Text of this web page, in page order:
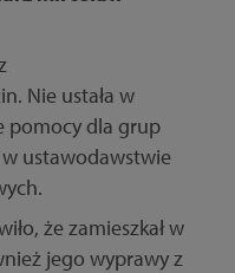
Nie ustała w
pomocy dla grup
w ustawodawstwie
że zamieszkał w
jego wyprawy z